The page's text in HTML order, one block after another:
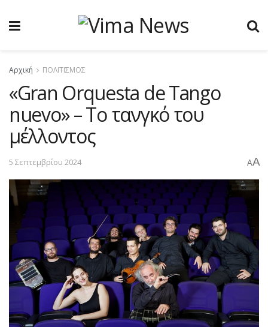
Αρχική ΠΟΛΙΤΙΣΜΟΣ
«Gran Orquesta de Tango
nuevo» – To τανγκό του
μέλλοντος
5 Σεπτεμβρίου 2024 AA